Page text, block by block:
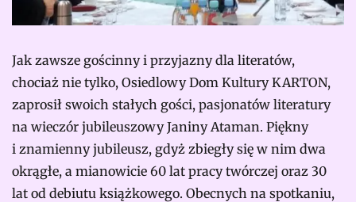
Jak zawsze gościnny i przyjazny dla literatów,
chociaż nie tylko, Osiedlowy Dom Kultury KARTON,
zaprosił swoich stałych gości, pasjonatów literatury
na wieczór jubileuszowy Janiny Ataman. Piękny
i znamienny jubileusz, gdyż zbiegły się w nim dwa
okrągłe, a mianowicie 60 lat pracy twórczej oraz 30
lat od debiutu książkowego. Obecnych na spotkaniu,